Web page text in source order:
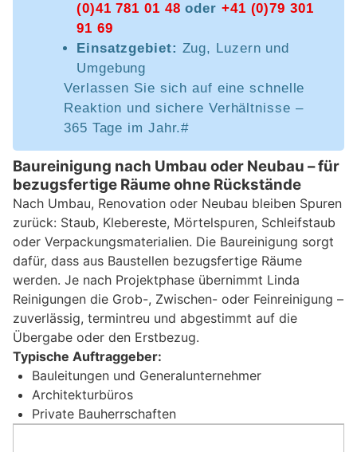
(0)41 781 01 48 oder +41 (0)79 301
91 69
Einsatzgebiet: Zug, Luzern und
Umgebung
Verlassen Sie sich auf eine schnelle
Reaktion und sichere Verhältnisse –
365 Tage im Jahr.#
Baureinigung nach Umbau oder Neubau – für
bezugsfertige Räume ohne Rückstände
Nach Umbau, Renovation oder Neubau bleiben Spuren
zurück: Staub, Klebereste, Mörtelspuren, Schleifstaub
oder Verpackungsmaterialien. Die Baureinigung sorgt
dafür, dass aus Baustellen bezugsfertige Räume
werden. Je nach Projektphase übernimmt Linda
Reinigungen die Grob-, Zwischen- oder Feinreinigung –
zuverlässig, termintreu und abgestimmt auf die
Übergabe oder den Erstbezug.
Typische Auftraggeber:
Bauleitungen und Generalunternehmer
Architekturbüros
Private Bauherrschaften